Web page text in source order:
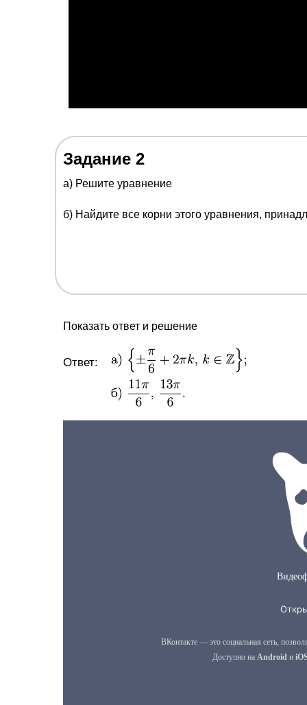
Задание 2
a) Решите уравнение
б) Найдите все корни этого уравнения,
Показать ответ и решение
Ответ: